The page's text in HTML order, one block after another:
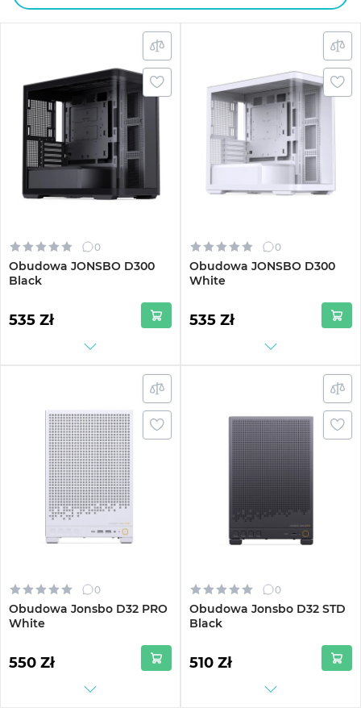
0
Obudowa JONSBO D300
Black
535 Zł
0
Obudowa JONSBO D300
White
535 Zł
0
Obudowa Jonsbo D32 PRO
White
550 Zł
0
Obudowa Jonsbo D32 STD
Black
510 Zł